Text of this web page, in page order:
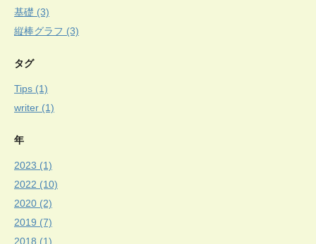
基礎 (3)
縦棒グラフ (3)
タグ
Tips (1)
writer (1)
年
2023 (1)
2022 (10)
2020 (2)
2019 (7)
2018 (1)